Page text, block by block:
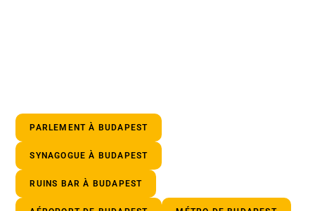
PARLEMENT À BUDAPEST
SYNAGOGUE À BUDAPEST
RUINS BAR À BUDAPEST